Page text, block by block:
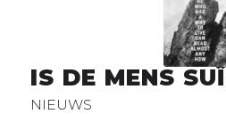
IS DE MENS
NIEUWS